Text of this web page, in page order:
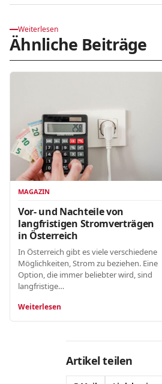
Weiterlesen
Ähnliche Beiträge
MAGAZIN
Vor- und Nachteile von
langfristigen Stromverträgen
in Österreich
In Österreich gibt es viele verschiedene
Möglichkeiten, Strom zu beziehen. Eine
Option, die immer beliebter wird, sind
langfristige…
Weiterlesen
Artikel teilen